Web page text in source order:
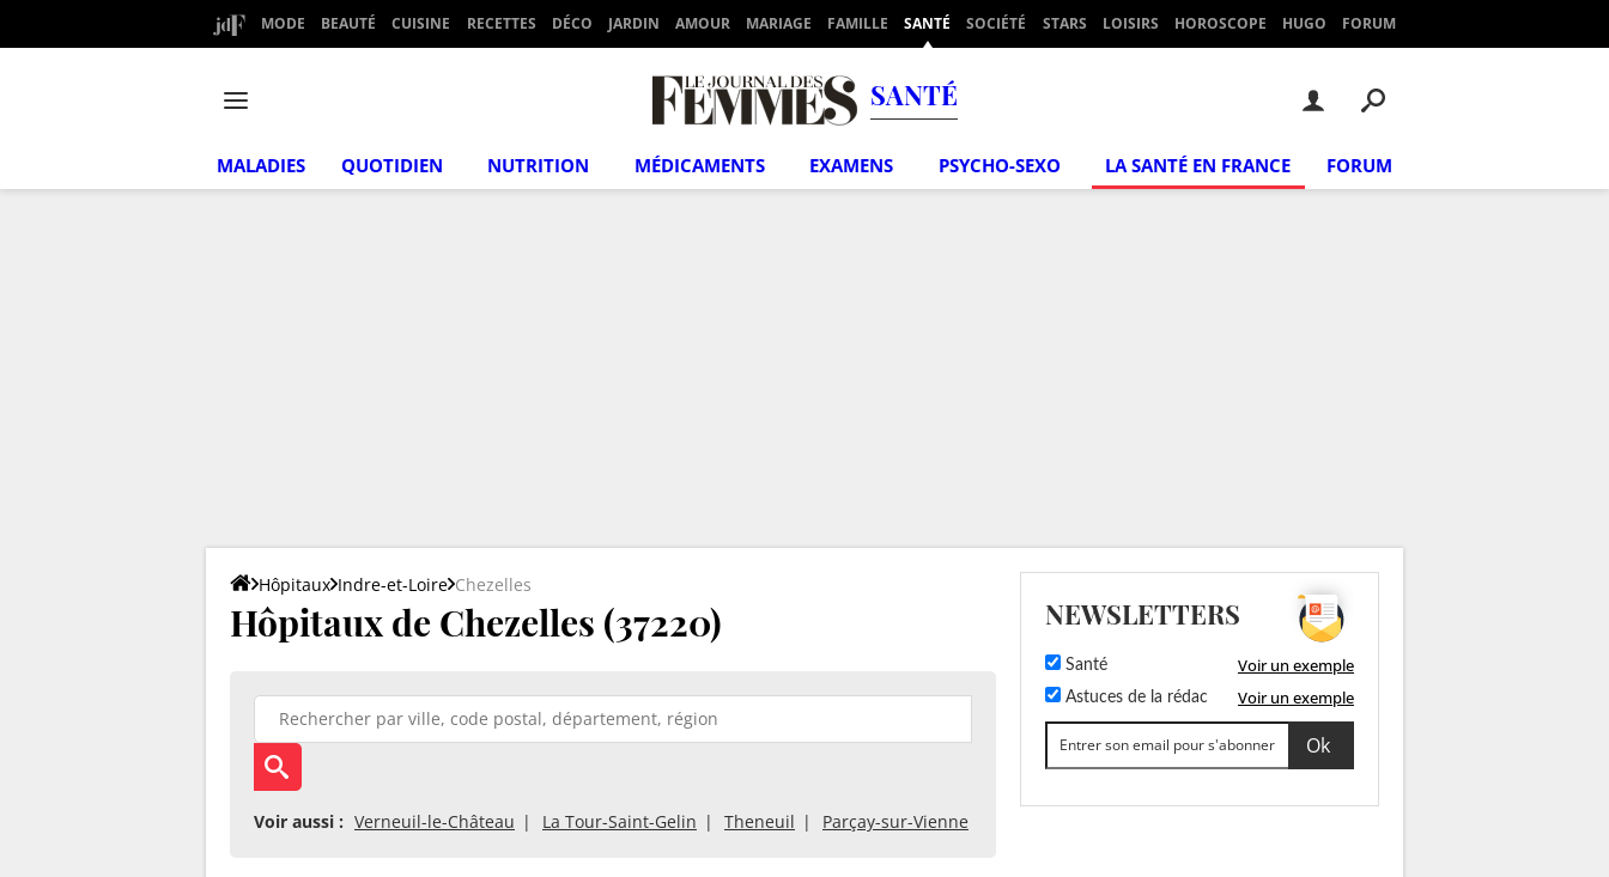
MODE BEAUTÉ CUISINE RECETTES DÉCO JARDIN AMOUR MARIAGE FAMILLE SANTÉ SOCIÉTÉ STARS LOISIRS HOROSCOPE HUGO FORUM
SANTÉ
MALADIES QUOTIDIEN NUTRITION MÉDICAMENTS EXAMENS PSYCHO-SEXO LA SANTÉ EN FRANCE FORUM
Hôpitaux Indre-et-Loire Chezelles
Hôpitaux de Chezelles (37220)
Voir aussi : Verneuil-le-Château La Tour-Saint-Gelin Theneuil Parçay-sur-Vienne
NEWSLETTERS
Santé Voir un exemple
Astuces de la rédac Voir un exemple